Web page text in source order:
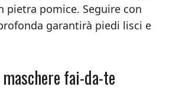
pietra pomice. Seguire con
garantirà piedi lisci e
fai-da-te